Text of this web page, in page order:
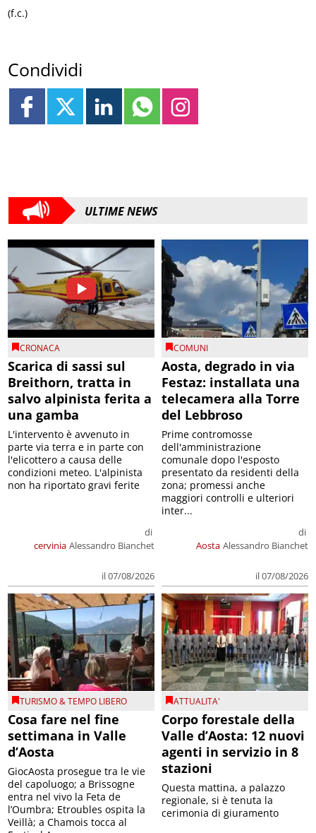
(f.c.)
Condividi
ULTIME NEWS
CRONACA
Scarica di sassi sul
Breithorn, tratta in
salvo alpinista ferita a
una gamba
cervinia
di
Alessandro Bianchet
il 07/08/2026
L'intervento è avvenuto in
parte via terra e in parte con
l'elicottero a causa delle
condizioni meteo. L'alpinista
non ha riportato gravi ferite
COMUNI
Aosta, degrado in via
Festaz: installata una
telecamera alla Torre
del Lebbroso
Aosta
di
Alessandro Bianchet
il 07/08/2026
Prime contromosse
dell'amministrazione
comunale dopo l'esposto
presentato da residenti della
zona; promessi anche
maggiori controlli e ulteriori
inter...
TURISMO & TEMPO LIBERO
Cosa fare nel fine
settimana in Valle
d’Aosta
GiocAosta prosegue tra le vie
del capoluogo; a Brissogne
entra nel vivo la Feta de
l’Oumbra; Etroubles ospita la
Veillà; a Chamois tocca al
ATTUALITA'
Corpo forestale della
Valle d’Aosta: 12 nuovi
agenti in servizio in 8
stazioni
Questa mattina, a palazzo
regionale, si è tenuta la
cerimonia di giuramento